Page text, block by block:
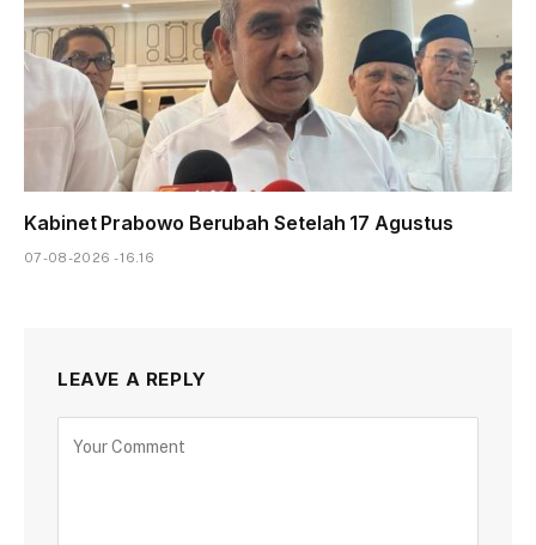
Kabinet Prabowo Berubah Setelah 17 Agustus
07-08-2026 - 16.16
LEAVE A REPLY